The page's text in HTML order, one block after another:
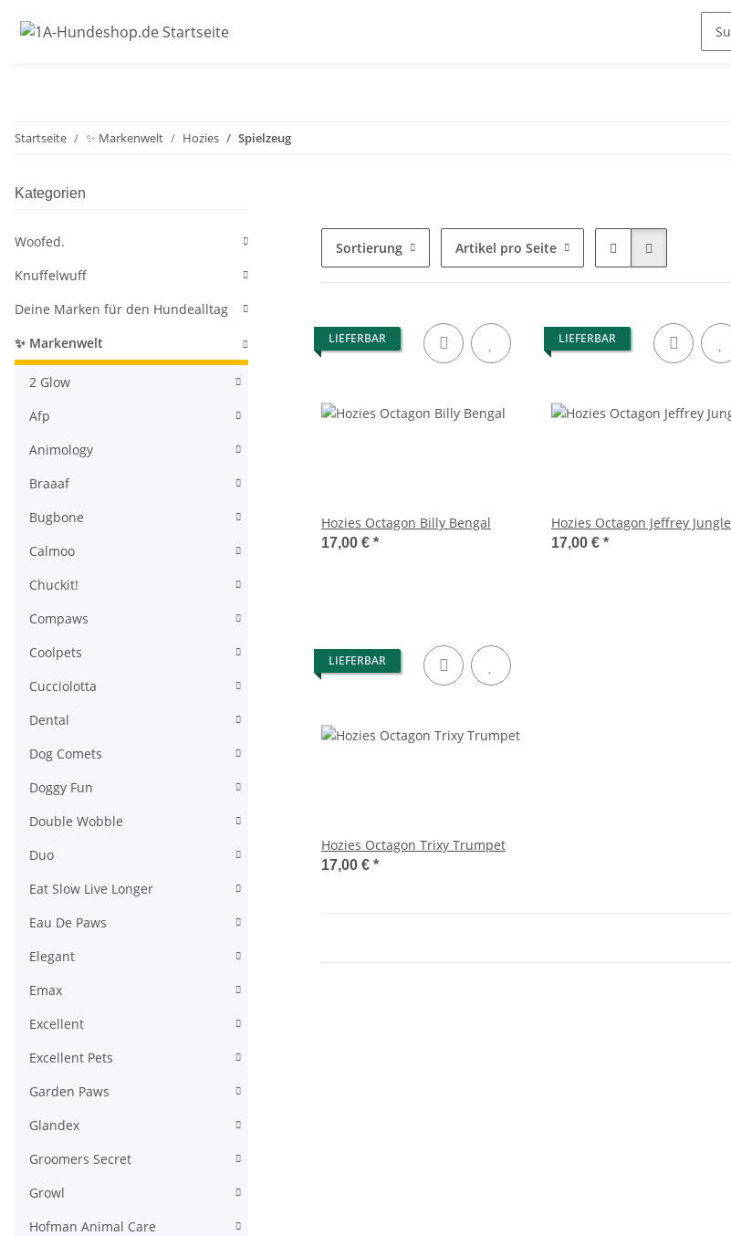
Startseite ✨ Markenwelt Hozies Spielzeug
Sortierung Artikel pro Seite
LIEFERBAR
Hozies Octagon Billy Bengal
17,00 € *
LIEFERBAR
Hozies Octagon Jeffrey Jungle
17,00 € *
LIEFERBAR
Hozies Octagon Trixy Trumpet
17,00 € *
Kategorien
Woofed.
Knuffelwuff
Deine Marken für den Hundealltag
✨ Markenwelt
2 Glow
Afp
Animology
Braaaf
Bugbone
Calmoo
Chuckit!
Compaws
Coolpets
Cucciolotta
Dental
Dog Comets
Doggy Fun
Double Wobble
Duo
Eat Slow Live Longer
Eau De Paws
Elegant
Emax
Excellent
Excellent Pets
Garden Paws
Glandex
Groomers Secret
Growl
Hofman Animal Care